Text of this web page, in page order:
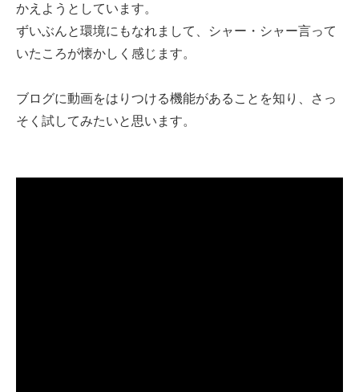
かえようとしています。
ずいぶんと環境にもなれまして、シャー・シャー言って
いたころが懐かしく感じます。
ブログに動画をはりつける機能があることを知り、さっ
そく試してみたいと思います。